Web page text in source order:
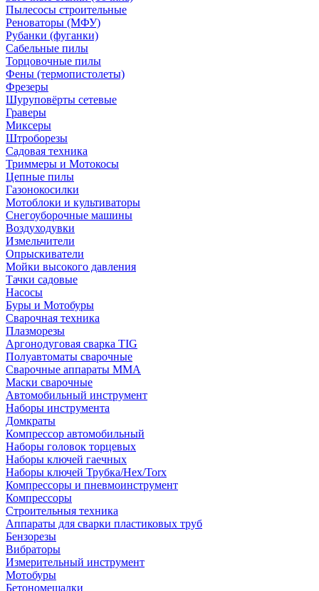
Пылесосы строительные
Реноваторы (МФУ)
Рубанки (фуганки)
Сабельные пилы
Торцовочные пилы
Фены (термопистолеты)
Фрезеры
Шуруповёрты сетевые
Граверы
Миксеры
Штроборезы
Садовая техника
Триммеры и Мотокосы
Цепные пилы
Газонокосилки
Мотоблоки и культиваторы
Снегоуборочные машины
Воздуходувки
Измельчители
Опрыскиватели
Мойки высокого давления
Тачки садовые
Насосы
Буры и Мотобуры
Сварочная техника
Плазморезы
Аргонодуговая сварка TIG
Полуавтоматы сварочные
Сварочные аппараты ММА
Маски сварочные
Автомобильный инструмент
Наборы инструмента
Домкраты
Компрессор автомобильный
Наборы головок торцевых
Наборы ключей гаечных
Наборы ключей Трубка/Hex/Torx
Компрессоры и пневмоинструмент
Компрессоры
Строительныя техника
Аппараты для сварки пластиковых труб
Бензорезы
Вибраторы
Измерительный инструмент
Мотобуры
Бетономешалки